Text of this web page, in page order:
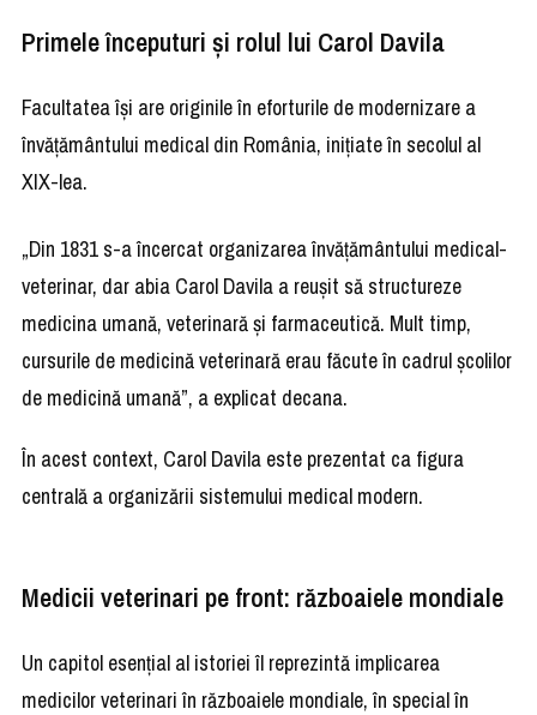
Primele începuturi și rolul lui Carol Davila
Facultatea își are originile în eforturile de modernizare a
învățământului medical din România, inițiate în secolul al
XIX-lea.
„Din 1831 s-a încercat organizarea învățământului medical-
veterinar, dar abia Carol Davila a reușit să structureze
medicina umană, veterinară și farmaceutică. Mult timp,
cursurile de medicină veterinară erau făcute în cadrul școlilor
de medicină umană”, a explicat decana.
În acest context, Carol Davila este prezentat ca figura
centrală a organizării sistemului medical modern.
Medicii veterinari pe front: războaiele mondiale
Un capitol esențial al istoriei îl reprezintă implicarea
medicilor veterinari în războaiele mondiale, în special în